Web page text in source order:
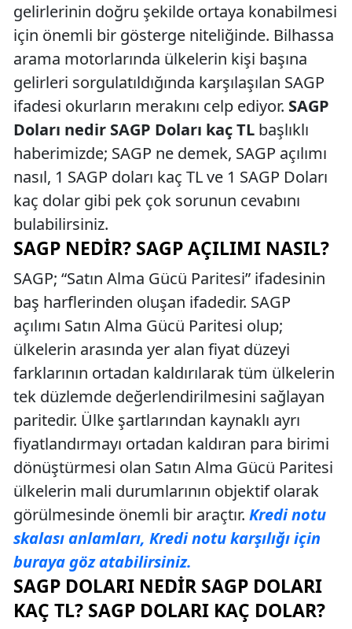
gelirlerinin doğru şekilde ortaya konabilmesi
için önemli bir gösterge niteliğinde. Bilhassa
arama motorlarında ülkelerin kişi başına
gelirleri sorgulatıldığında karşılaşılan SAGP
ifadesi okurların merakını celp ediyor. SAGP
Doları nedir SAGP Doları kaç TL başlıklı
haberimizde; SAGP ne demek, SAGP açılımı
nasıl, 1 SAGP doları kaç TL ve 1 SAGP Doları
kaç dolar gibi pek çok sorunun cevabını
bulabilirsiniz.
SAGP NEDIR? SAGP AÇILIMI NASIL?
SAGP; “Satın Alma Gücü Paritesi” ifadesinin
baş harflerinden oluşan ifadedir. SAGP
açılımı Satın Alma Gücü Paritesi olup;
ülkelerin arasında yer alan fiyat düzeyi
farklarının ortadan kaldırılarak tüm ülkelerin
tek düzlemde değerlendirilmesini sağlayan
paritedir. Ülke şartlarından kaynaklı ayrı
fiyatlandırmayı ortadan kaldıran para birimi
dönüştürmesi olan Satın Alma Gücü Paritesi
ülkelerin mali durumlarının objektif olarak
görülmesinde önemli bir araçtır. Kredi notu
skalası anlamları, Kredi notu karşılığı için
buraya göz atabilirsiniz.
SAGP DOLARI NEDIR SAGP DOLARI
KAÇ TL? SAGP DOLARI KAÇ DOLAR?